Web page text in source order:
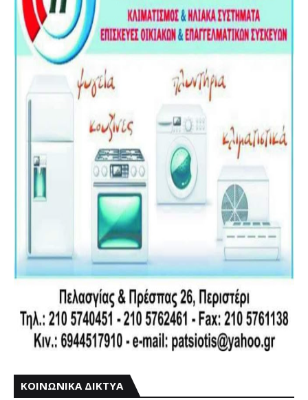
ΚΟΙΝΩΝΙΚΑ ΔΙΚΤΥΑ